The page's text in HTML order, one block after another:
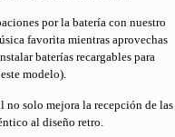
por la batería con nuestro
favorita mientras aprovechas
baterías recargables para
modelo).
no solo mejora la recepción de las
al diseño retro.